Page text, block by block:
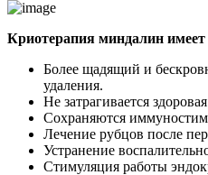
Криотерапия миндалин
Более щадящий и
удаления.
Не затрагивается
Сохраняются
Лечение рубцов после
Устранение
Стимуляция работы